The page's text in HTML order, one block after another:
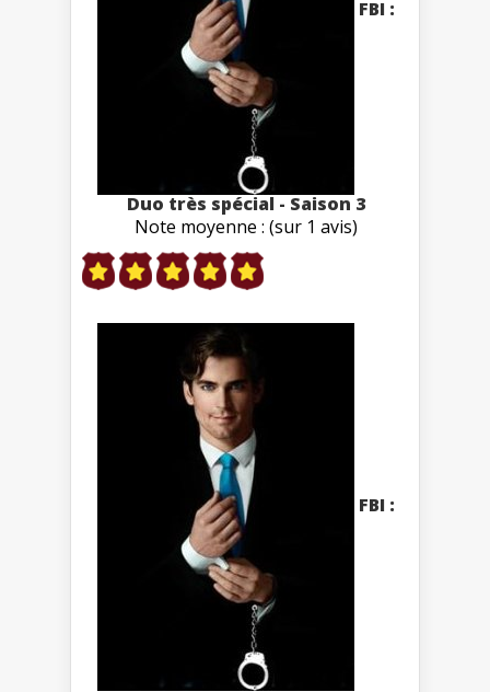
FBI :
Duo très spécial - Saison 3
Note moyenne : (sur 1 avis)
FBI :